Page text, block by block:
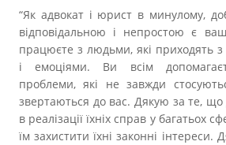
“Як адвокат і юрист в минулому,
відповідальною і непростою є
працюєте з людьми, які приходять
і емоціями. Ви всім
проблеми, які не завжди
звертаються до вас. Дякую за те,
в реалізації їхніх справ у багатьох
їм захистити їхні законні